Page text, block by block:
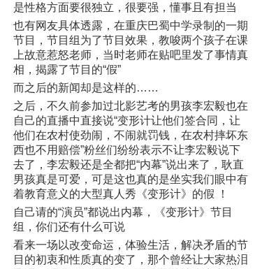
是性格方面要很独立，很要强，懂事且有担当
也有网友具体透露，在重庆巴蜀中学录制的一期
节目，节目组为了节目效果，教唆两个孩子在课
上故意惹怒老师，当时老师在贴吧里发了事情真
相，揭露了节目的“假”
而之后的新闻却是这样的……
之后，不久前参加过北影艺考的男孩李宏毅也在
自己的直播中直接说“变形计让他们签合同，让
他们在农村使劲闹，不闹就罚钱，在农村摔坏东
西也不用赔偿”粉丝们纷纷表示不让李宏毅说下
去了，李宏毅还是全都把“内幕”说出来了，耿直
男孩真是可爱，可是这也真的是坐实我们眼中有
着教育意义的大型真人秀《变形计》的假 ！
自己请的“演员”都说出内幕，《变形计》节目
组，你们还有什么可说
看来一场以改变命运，体验生活，解决矛盾的节
目的初衷和性质真的变了，那个曾经让大家热泪